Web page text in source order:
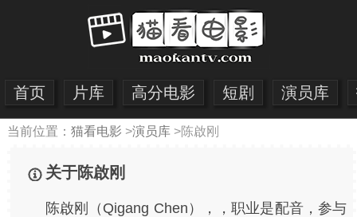
首页 片库 高分电影 短剧 演员库
当前位置： 猫看电影 >演员库>陈啟刚
关于陈啟刚
陈啟刚（Qigang Chen），，职业是配音，参与